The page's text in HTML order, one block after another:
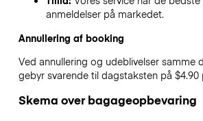
anmeldelser på markedet.
Annullering af booking
Ved annullering og udeblivelser samme
gebyr svarende til dagstaksten på $4.90
Skema over bagageopbevaring